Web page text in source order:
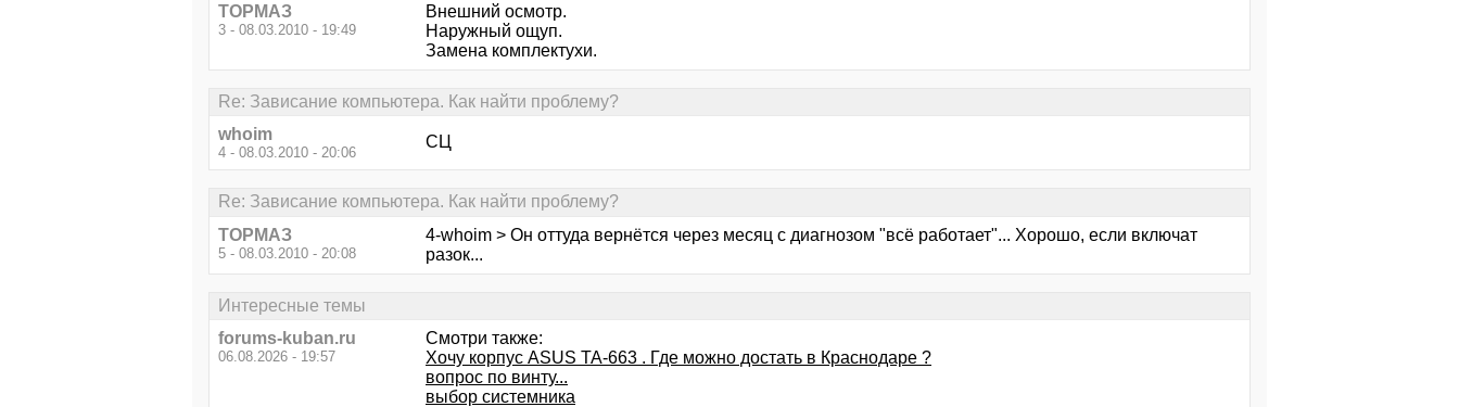
ТОРМАЗ
3 - 08.03.2010 - 19:49
Внешний осмотр.
Наружный ощуп.
Замена комплектухи.
Re: Зависание компьютера. Как найти проблему?
whoim
4 - 08.03.2010 - 20:06
СЦ
Re: Зависание компьютера. Как найти проблему?
ТОРМАЗ
5 - 08.03.2010 - 20:08
4-whoim > Он оттуда вернётся через месяц с диагнозом "всё работает"... Хорошо, если включат
разок...
Интересные темы
forums-kuban.ru
06.08.2026 - 19:57
Смотри также:
Хочу корпус ASUS TA-663 . Где можно достать в Краснодаре ?
вопрос по винту...
выбор системника